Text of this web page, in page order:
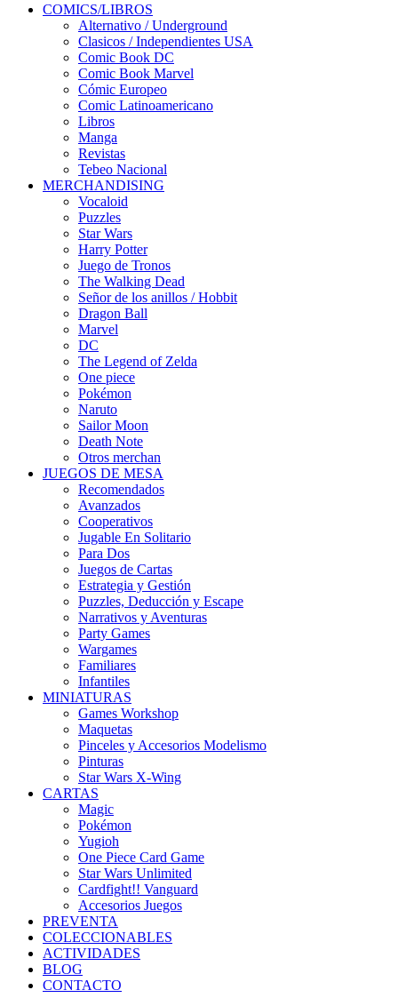
COMICS/LIBROS
Alternativo / Underground
Clasicos / Independientes USA
Comic Book DC
Comic Book Marvel
Cómic Europeo
Comic Latinoamericano
Libros
Manga
Revistas
Tebeo Nacional
MERCHANDISING
Vocaloid
Puzzles
Star Wars
Harry Potter
Juego de Tronos
The Walking Dead
Señor de los anillos / Hobbit
Dragon Ball
Marvel
DC
The Legend of Zelda
One piece
Pokémon
Naruto
Sailor Moon
Death Note
Otros merchan
JUEGOS DE MESA
Recomendados
Avanzados
Cooperativos
Jugable En Solitario
Para Dos
Juegos de Cartas
Estrategia y Gestión
Puzzles, Deducción y Escape
Narrativos y Aventuras
Party Games
Wargames
Familiares
Infantiles
MINIATURAS
Games Workshop
Maquetas
Pinceles y Accesorios Modelismo
Pinturas
Star Wars X-Wing
CARTAS
Magic
Pokémon
Yugioh
One Piece Card Game
Star Wars Unlimited
Cardfight!! Vanguard
Accesorios Juegos
PREVENTA
COLECCIONABLES
ACTIVIDADES
BLOG
CONTACTO